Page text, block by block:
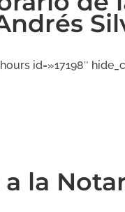
id=»17198″
la